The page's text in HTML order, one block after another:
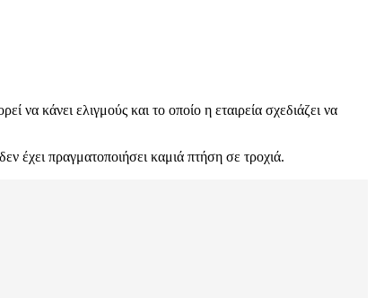
κάνει ελιγμούς και το οποίο η εταιρεία σχεδιάζει να
έχει πραγματοποιήσει καμιά πτήση σε τροχιά.